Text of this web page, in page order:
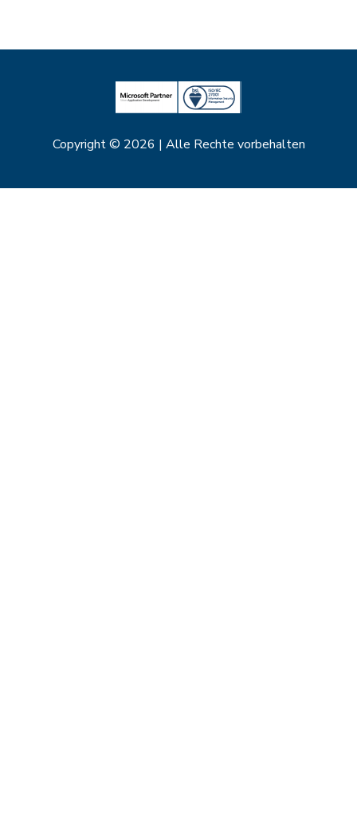
Copyright © 2026 | Alle Rechte vorbehalten